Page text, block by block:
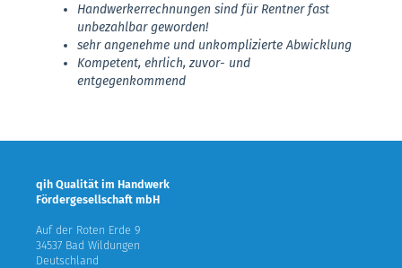
Handwerkerrechnungen sind für Rentner fast
unbezahlbar geworden!
sehr angenehme und unkomplizierte Abwicklung
Kompetent, ehrlich, zuvor- und
entgegenkommend
qih Qualität im Handwerk
Fördergesellschaft mbH
Auf der Roten Erde 9
34537 Bad Wildungen
Deutschland